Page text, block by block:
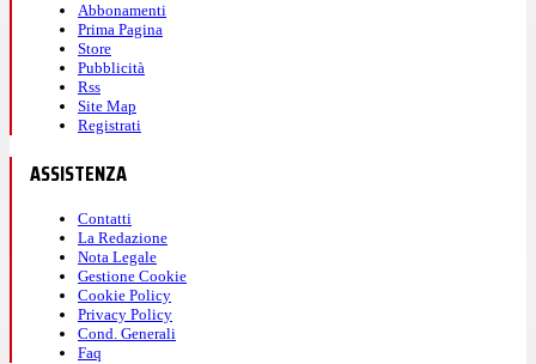
Abbonamenti
Prima Pagina
Store
Pubblicità
Rss
Site Map
Registrati
ASSISTENZA
Contatti
La Redazione
Nota Legale
Gestione Cookie
Cookie Policy
Privacy Policy
Cond. Generali
Faq